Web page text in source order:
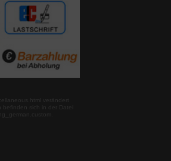
verändert
sich in der Datei